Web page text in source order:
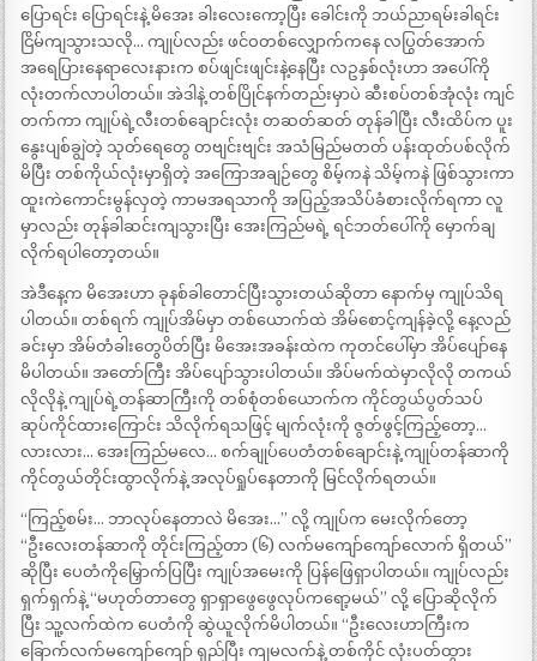
ပြောရင်း ပြောရင်းနဲ့ မိအေး ခါးလေးကော့ပြီး ခေါင်းကို ဘယ်ညာရမ်းခါရင်း
ငြိမ်ကျသွားသလို… ကျုပ်လည်း ဖင်ဝတစ်လျှောက်ကနေ လပြွတ်အောက်
အရေပြားနေရာလေးနားက စပ်ဖျင်းဖျင်းနဲ့နေပြီး လဥနှစ်လုံးဟာ အပေါ်ကို
လုံးတက်လာပါတယ်။ အဲဒါနဲ့ တစ်ပြိုင်နက်တည်းမှာပဲ ဆီးစပ်တစ်အုံလုံး ကျင်
တက်ကာ ကျုပ်ရဲ့လီးတစ်ချောင်းလုံး တဆတ်ဆတ် တုန်ခါပြီး လီးထိပ်က ပူး
နွေးပျစ်ချွဲတဲ့ သုတ်ရေတွေ တဗျင်းဗျင်း အသံမြည်မတတ် ပန်းထုတ်ပစ်လိုက်
မိပြီး တစ်ကိုယ်လုံးမှာရှိတဲ့ အကြောအချဉ်တွေ စိမ့်ကနဲ သိမ့်ကနဲ ဖြစ်သွားကာ
ထူးကဲကောင်းမွန်လှတဲ့ ကာမအရသာကို အပြည့်အသိပ်ခံစားလိုက်ရကာ လူ
မှာလည်း တုန်ခါဆင်းကျသွားပြီး အေးကြည်မရဲ့ ရင်ဘတ်ပေါ်ကို မှောက်ချ
လိုက်ရပါတော့တယ်။
အဲဒီနေ့က မိအေးဟာ ခုနစ်ခါတောင်ပြီးသွားတယ်ဆိုတာ နောက်မှ ကျုပ်သိရ
ပါတယ်။ တစ်ရက် ကျုပ်အိမ်မှာ တစ်ယောက်ထဲ အိမ်စောင့်ကျန်ခဲ့လို့ နေ့လည်
ခင်းမှာ အိမ်တံခါးတွေပိတ်ပြီး မိအေးအခန်းထဲက ကုတင်ပေါ်မှာ အိပ်ပျော်နေ
မိပါတယ်။ အတော်ကြီး အိပ်ပျော်သွားပါတယ်။ အိပ်မက်ထဲမှာလိုလို တကယ်
လိုလိုနဲ့ ကျုပ်ရဲ့တန်ဆာကြီးကို တစ်စုံတစ်ယောက်က ကိုင်တွယ်ပွတ်သပ်
ဆုပ်ကိုင်ထားကြောင်း သိလိုက်ရသဖြင့် မျက်လုံးကို ဇွတ်ဖွင့်ကြည့်တော့…
လားလား… အေးကြည်မလေ… စက်ချုပ်ပေတံတစ်ချောင်းနဲ့ ကျုပ်တန်ဆာကို
ကိုင်တွယ်တိုင်းထွာလိုက်နဲ့ အလုပ်ရှုပ်နေတာကို မြင်လိုက်ရတယ်။
“ကြည့်စမ်း… ဘာလုပ်နေတာလဲ မိအေး…” လို့ ကျုပ်က မေးလိုက်တော့
“ဦးလေးတန်ဆာကို တိုင်းကြည့်တာ (၆) လက်မကျော်ကျော်လောက် ရှိတယ်”
ဆိုပြီး ပေတံကိုမြှောက်ပြပြီး ကျုပ်အမေးကို ပြန်ဖြေရှာပါတယ်။ ကျုပ်လည်း
ရှက်ရှက်နဲ့ “မဟုတ်တာတွေ ရှာရှာဖွေဖွေလုပ်ကရော့မယ်” လို့ ပြောဆိုလိုက်
ပြီး သူ့လက်ထဲက ပေတံကို ဆွဲယူလိုက်မိပါတယ်။ “ဦးလေးဟာကြီးက
ခြောက်လက်မကျော်ကျော် ရှည်ပြီး ကျမလက်နဲ့ တစ်ကိုင် လုံးပတ်ထွား